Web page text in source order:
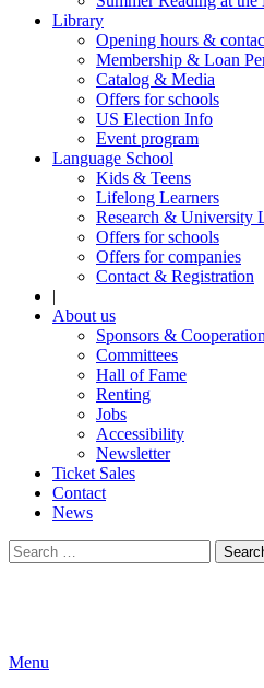
Library
Opening hours &
Membership & Loan
Catalog & Media
Offers for schools
US Election Info
Event program
Language School
Kids & Teens
Lifelong Learners
Research & University
Offers for schools
Offers for companies
Contact & Registration
|
About us
Sponsors &
Committees
Hall of Fame
Renting
Jobs
Accessibility
Newsletter
Ticket Sales
Contact
News
Search
for:
Menu